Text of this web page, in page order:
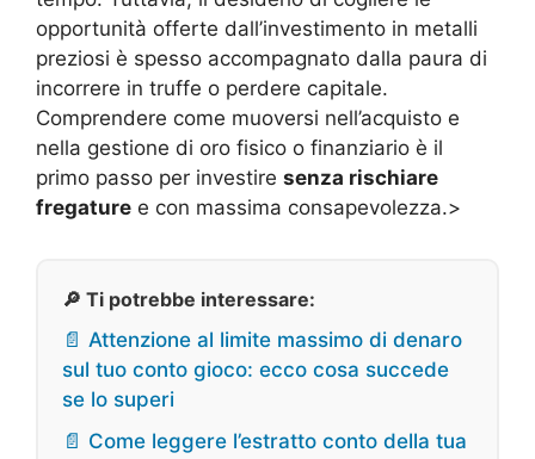
opportunità offerte dall’investimento in metalli
preziosi è spesso accompagnato dalla paura di
incorrere in truffe o perdere capitale.
Comprendere come muoversi nell’acquisto e
nella gestione di oro fisico o finanziario è il
primo passo per investire senza rischiare
fregature e con massima consapevolezza.>
🔎 Ti potrebbe interessare:
📄 Attenzione al limite massimo di denaro
sul tuo conto gioco: ecco cosa succede
se lo superi
📄 Come leggere l’estratto conto della tua